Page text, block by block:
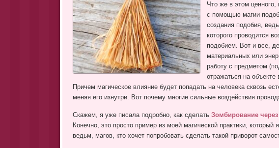
Что же в этом ценного,
с помощью магии
создания подобия,
которого проводится
подобием. Вот и все,
материальных или
работу с предметом
отражаться на
Причем магическое влияние будет попадать на человека сквозь
меняя его изнутри. Вот почему многие сильные воздействия
Скажем, я уже писала подробно, как сделать Зомбирование через
Конечно, это просто пример из моей магической практики, который
ведьм, магов, кто хочет попробовать сделать такой приворот